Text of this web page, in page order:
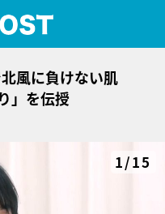
風に負けない肌
」を伝授
1/15